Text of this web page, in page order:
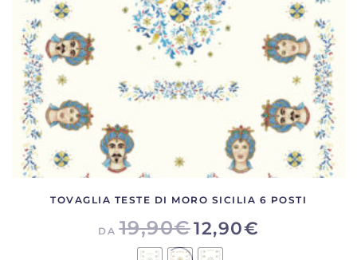
nella
pagina
del
prodotto
TOVAGLIA TESTE DI MORO SICILIA 6 POSTI
DA19,90€12,90€